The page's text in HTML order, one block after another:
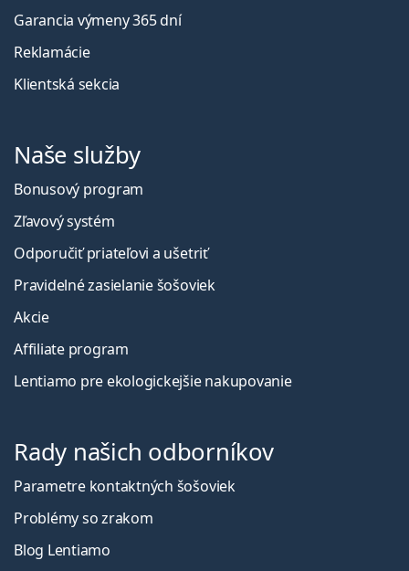
Garancia výmeny 365 dní
Reklamácie
Klientská sekcia
Naše služby
Bonusový program
Zľavový systém
Odporučiť priateľovi a ušetriť
Pravidelné zasielanie šošoviek
Akcie
Affiliate program
Lentiamo pre ekologickejšie nakupovanie
Rady našich odborníkov
Parametre kontaktných šošoviek
Problémy so zrakom
Blog Lentiamo